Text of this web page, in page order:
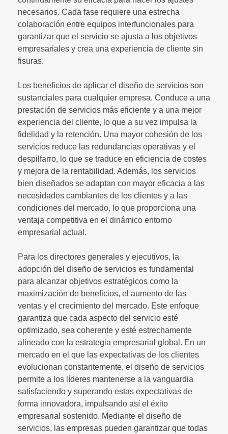
necesarios. Cada fase requiere una estrecha
colaboración entre equipos interfuncionales para
garantizar que el servicio se ajusta a los objetivos
empresariales y crea una experiencia de cliente sin
fisuras.
Los beneficios de aplicar el diseño de servicios son
sustanciales para cualquier empresa. Conduce a una
prestación de servicios más eficiente y a una mejor
experiencia del cliente, lo que a su vez impulsa la
fidelidad y la retención. Una mayor cohesión de los
servicios reduce las redundancias operativas y el
despilfarro, lo que se traduce en eficiencia de costes
y mejora de la rentabilidad. Además, los servicios
bien diseñados se adaptan con mayor eficacia a las
necesidades cambiantes de los clientes y a las
condiciones del mercado, lo que proporciona una
ventaja competitiva en el dinámico entorno
empresarial actual.
Para los directores generales y ejecutivos, la
adopción del diseño de servicios es fundamental
para alcanzar objetivos estratégicos como la
maximización de beneficios, el aumento de las
ventas y el crecimiento del mercado. Este enfoque
garantiza que cada aspecto del servicio esté
optimizado, sea coherente y esté estrechamente
alineado con la estrategia empresarial global. En un
mercado en el que las expectativas de los clientes
evolucionan constantemente, el diseño de servicios
permite a los líderes mantenerse a la vanguardia
satisfaciendo y superando estas expectativas de
forma innovadora, impulsando así el éxito
empresarial sostenido. Mediante el diseño de
servicios, las empresas pueden garantizar que todas